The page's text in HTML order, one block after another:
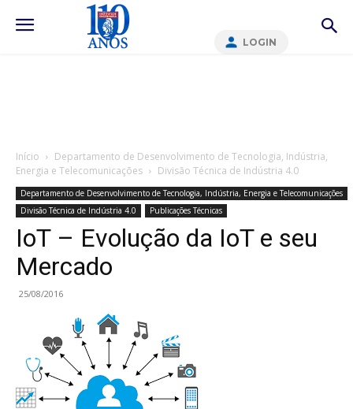
LOGIN
Início
Departamento de Desenvolvimento de Tecnologia, Indústria,
Energia e Telecomunicações
Divisão Técnica de Indústria 4.0
Departamento de Desenvolvimento de Tecnologia, Indústria, Energia e Telecomunicações
Divisão Técnica de Indústria 4.0
Publicações Técnicas
IoT – Evolução da IoT e seu
Mercado
25/08/2016